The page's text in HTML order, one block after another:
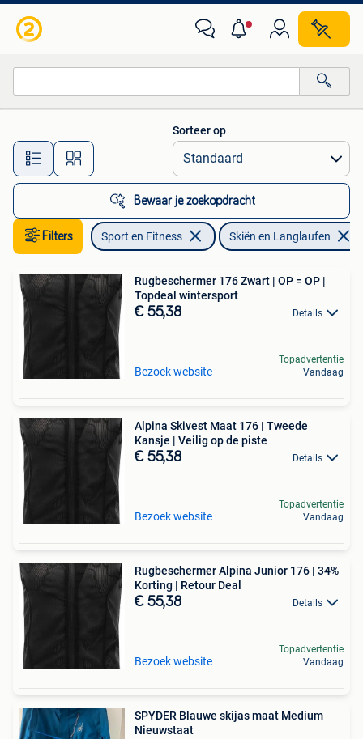
Alle afstanden…
Sorteer op
Bewaar je zoekopdracht
Filters Sport en Fitness Skiën en Langlaufen
Rugbeschermer 176 Zwart | OP = OP |
Topdeal wintersport
€ 55,38 Details
Bezoek website
Topadvertentie
Vandaag
Alpina Skivest Maat 176 | Tweede
Kansje | Veilig op de piste
€ 55,38 Details
Bezoek website
Topadvertentie
Vandaag
Rugbeschermer Alpina Junior 176 | 34%
Korting | Retour Deal
€ 55,38 Details
Bezoek website
Topadvertentie
Vandaag
SPYDER Blauwe skijas maat Medium
Nieuwstaat